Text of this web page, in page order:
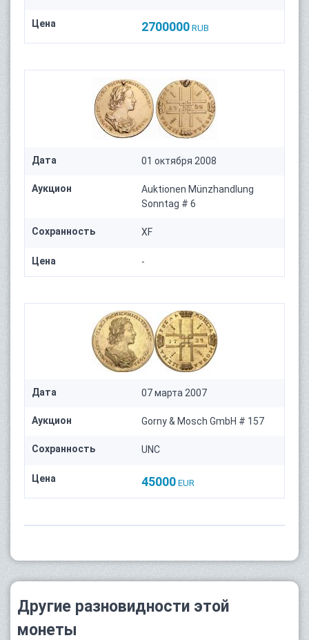
Цена 2700000 RUB
Дата 01 октября 2008
Аукцион
Auktionen Münzhandlung
Sonntag # 6
Сохранность XF
Цена -
Дата 07 марта 2007
Аукцион Gorny & Mosch GmbH # 157
Сохранность UNC
Цена 45000 EUR
Другие разновидности этой
монеты